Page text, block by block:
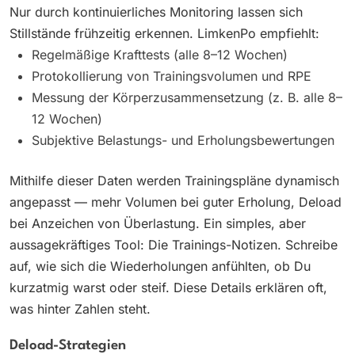
Nur durch kontinuierliches Monitoring lassen sich
Stillstände frühzeitig erkennen. LimkenPo empfiehlt:
Regelmäßige Krafttests (alle 8–12 Wochen)
Protokollierung von Trainingsvolumen und RPE
Messung der Körperzusammensetzung (z. B. alle 8–
12 Wochen)
Subjektive Belastungs- und Erholungsbewertungen
Mithilfe dieser Daten werden Trainingspläne dynamisch
angepasst — mehr Volumen bei guter Erholung, Deload
bei Anzeichen von Überlastung. Ein simples, aber
aussagekräftiges Tool: Die Trainings-Notizen. Schreibe
auf, wie sich die Wiederholungen anfühlten, ob Du
kurzatmig warst oder steif. Diese Details erklären oft,
was hinter Zahlen steht.
Deload-Strategien